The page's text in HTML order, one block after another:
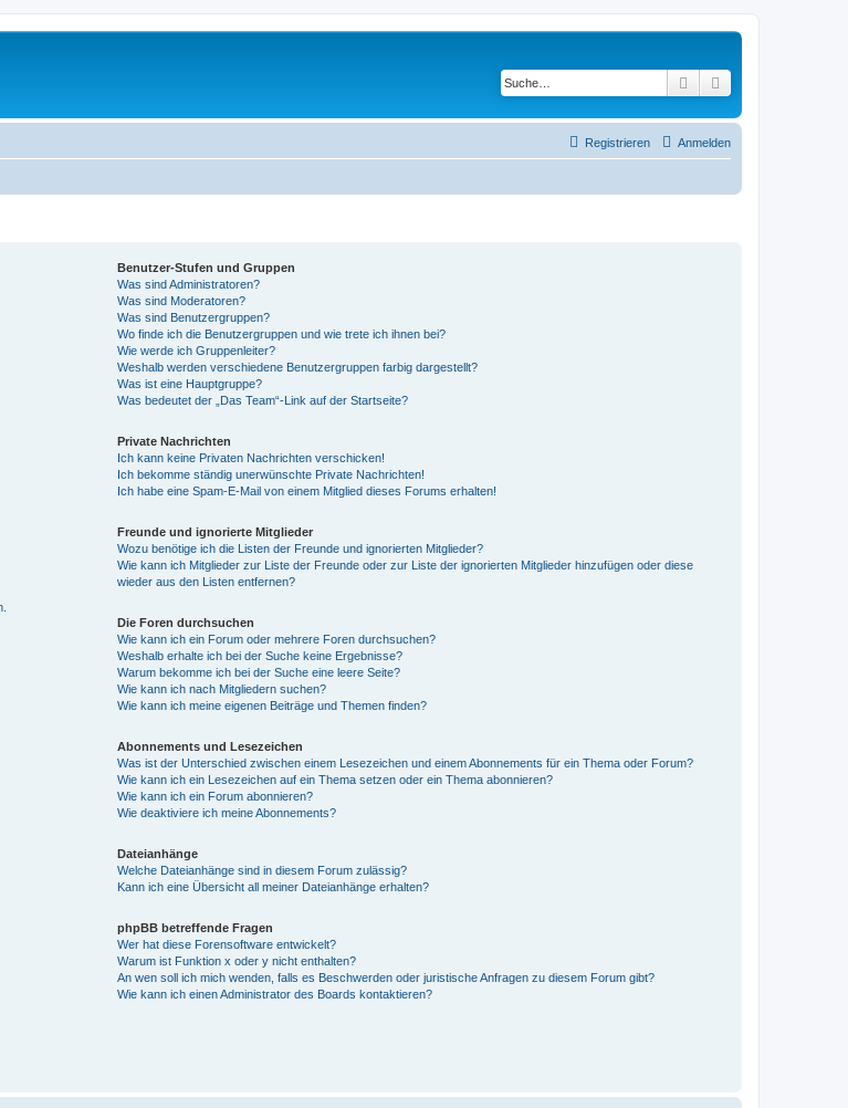
Suche
Anmelden
Registrieren
Benutzer-Stufen und Gruppen
Was sind Administratoren?
Was sind Moderatoren?
Was sind Benutzergruppen?
Wo finde ich die Benutzergruppen und wie trete ich ihnen bei?
Wie werde ich Gruppenleiter?
Weshalb werden verschiedene Benutzergruppen farbig dargestellt?
Was ist eine Hauptgruppe?
Was bedeutet der „Das Team“-Link auf der Startseite?
Private Nachrichten
Ich kann keine Privaten Nachrichten verschicken!
Ich bekomme ständig unerwünschte Private Nachrichten!
Ich habe eine Spam-E-Mail von einem Mitglied dieses Forums erhalten!
Freunde und ignorierte Mitglieder
Wozu benötige ich die Listen der Freunde und ignorierten Mitglieder?
Wie kann ich Mitglieder zur Liste der Freunde oder zur Liste der ignorierten Mitglieder hinzufügen oder diese
wieder aus den Listen entfernen?
Die Foren durchsuchen
Wie kann ich ein Forum oder mehrere Foren durchsuchen?
Weshalb erhalte ich bei der Suche keine Ergebnisse?
Warum bekomme ich bei der Suche eine leere Seite?
Wie kann ich nach Mitgliedern suchen?
Wie kann ich meine eigenen Beiträge und Themen finden?
Abonnements und Lesezeichen
Was ist der Unterschied zwischen einem Lesezeichen und einem Abonnements für ein Thema oder Forum?
Wie kann ich ein Lesezeichen auf ein Thema setzen oder ein Thema abonnieren?
Wie kann ich ein Forum abonnieren?
Wie deaktiviere ich meine Abonnements?
Dateianhänge
Welche Dateianhänge sind in diesem Forum zulässig?
Kann ich eine Übersicht all meiner Dateianhänge erhalten?
phpBB betreffende Fragen
Wer hat diese Forensoftware entwickelt?
Warum ist Funktion x oder y nicht enthalten?
An wen soll ich mich wenden, falls es Beschwerden oder juristische Anfragen zu diesem Forum gibt?
Wie kann ich einen Administrator des Boards kontaktieren?